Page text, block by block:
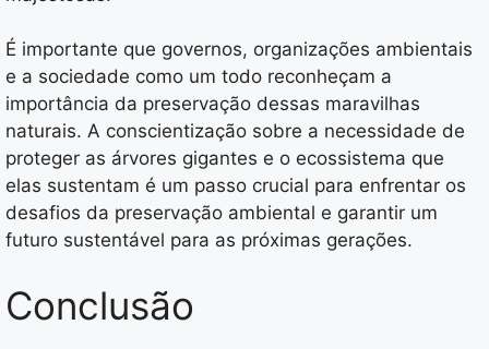
É importante que governos, organizações ambientais
e a sociedade como um todo reconheçam a
importância da preservação dessas maravilhas
naturais. A conscientização sobre a necessidade de
proteger as árvores gigantes e o ecossistema que
elas sustentam é um passo crucial para enfrentar os
desafios da preservação ambiental e garantir um
futuro sustentável para as próximas gerações.
Conclusão